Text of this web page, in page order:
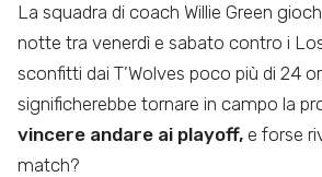
La squadra di coach Willie Green
notte tra venerdì e sabato contro i
sconfitti dai T’Wolves poco più di 24
significherebbe tornare in campo la
vincere andare ai playoff, e forse
match?